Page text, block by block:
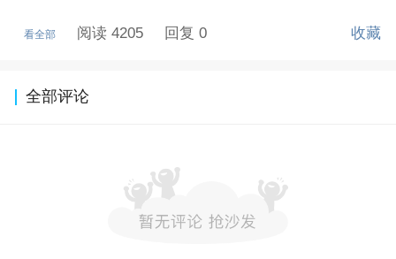
看全部 阅读 4205 回复 0 收藏
全部评论